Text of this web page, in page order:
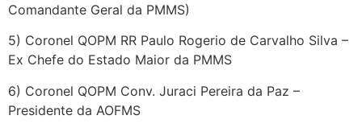
Comandante Geral da PMMS)
5) Coronel QOPM RR Paulo Rogerio de Carvalho Silva –
Ex Chefe do Estado Maior da PMMS
6) Coronel QOPM Conv. Juraci Pereira da Paz –
Presidente da AOFMS